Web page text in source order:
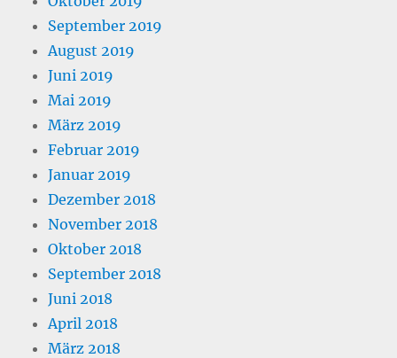
September 2019
August 2019
Juni 2019
Mai 2019
März 2019
Februar 2019
Januar 2019
Dezember 2018
November 2018
Oktober 2018
September 2018
Juni 2018
April 2018
März 2018